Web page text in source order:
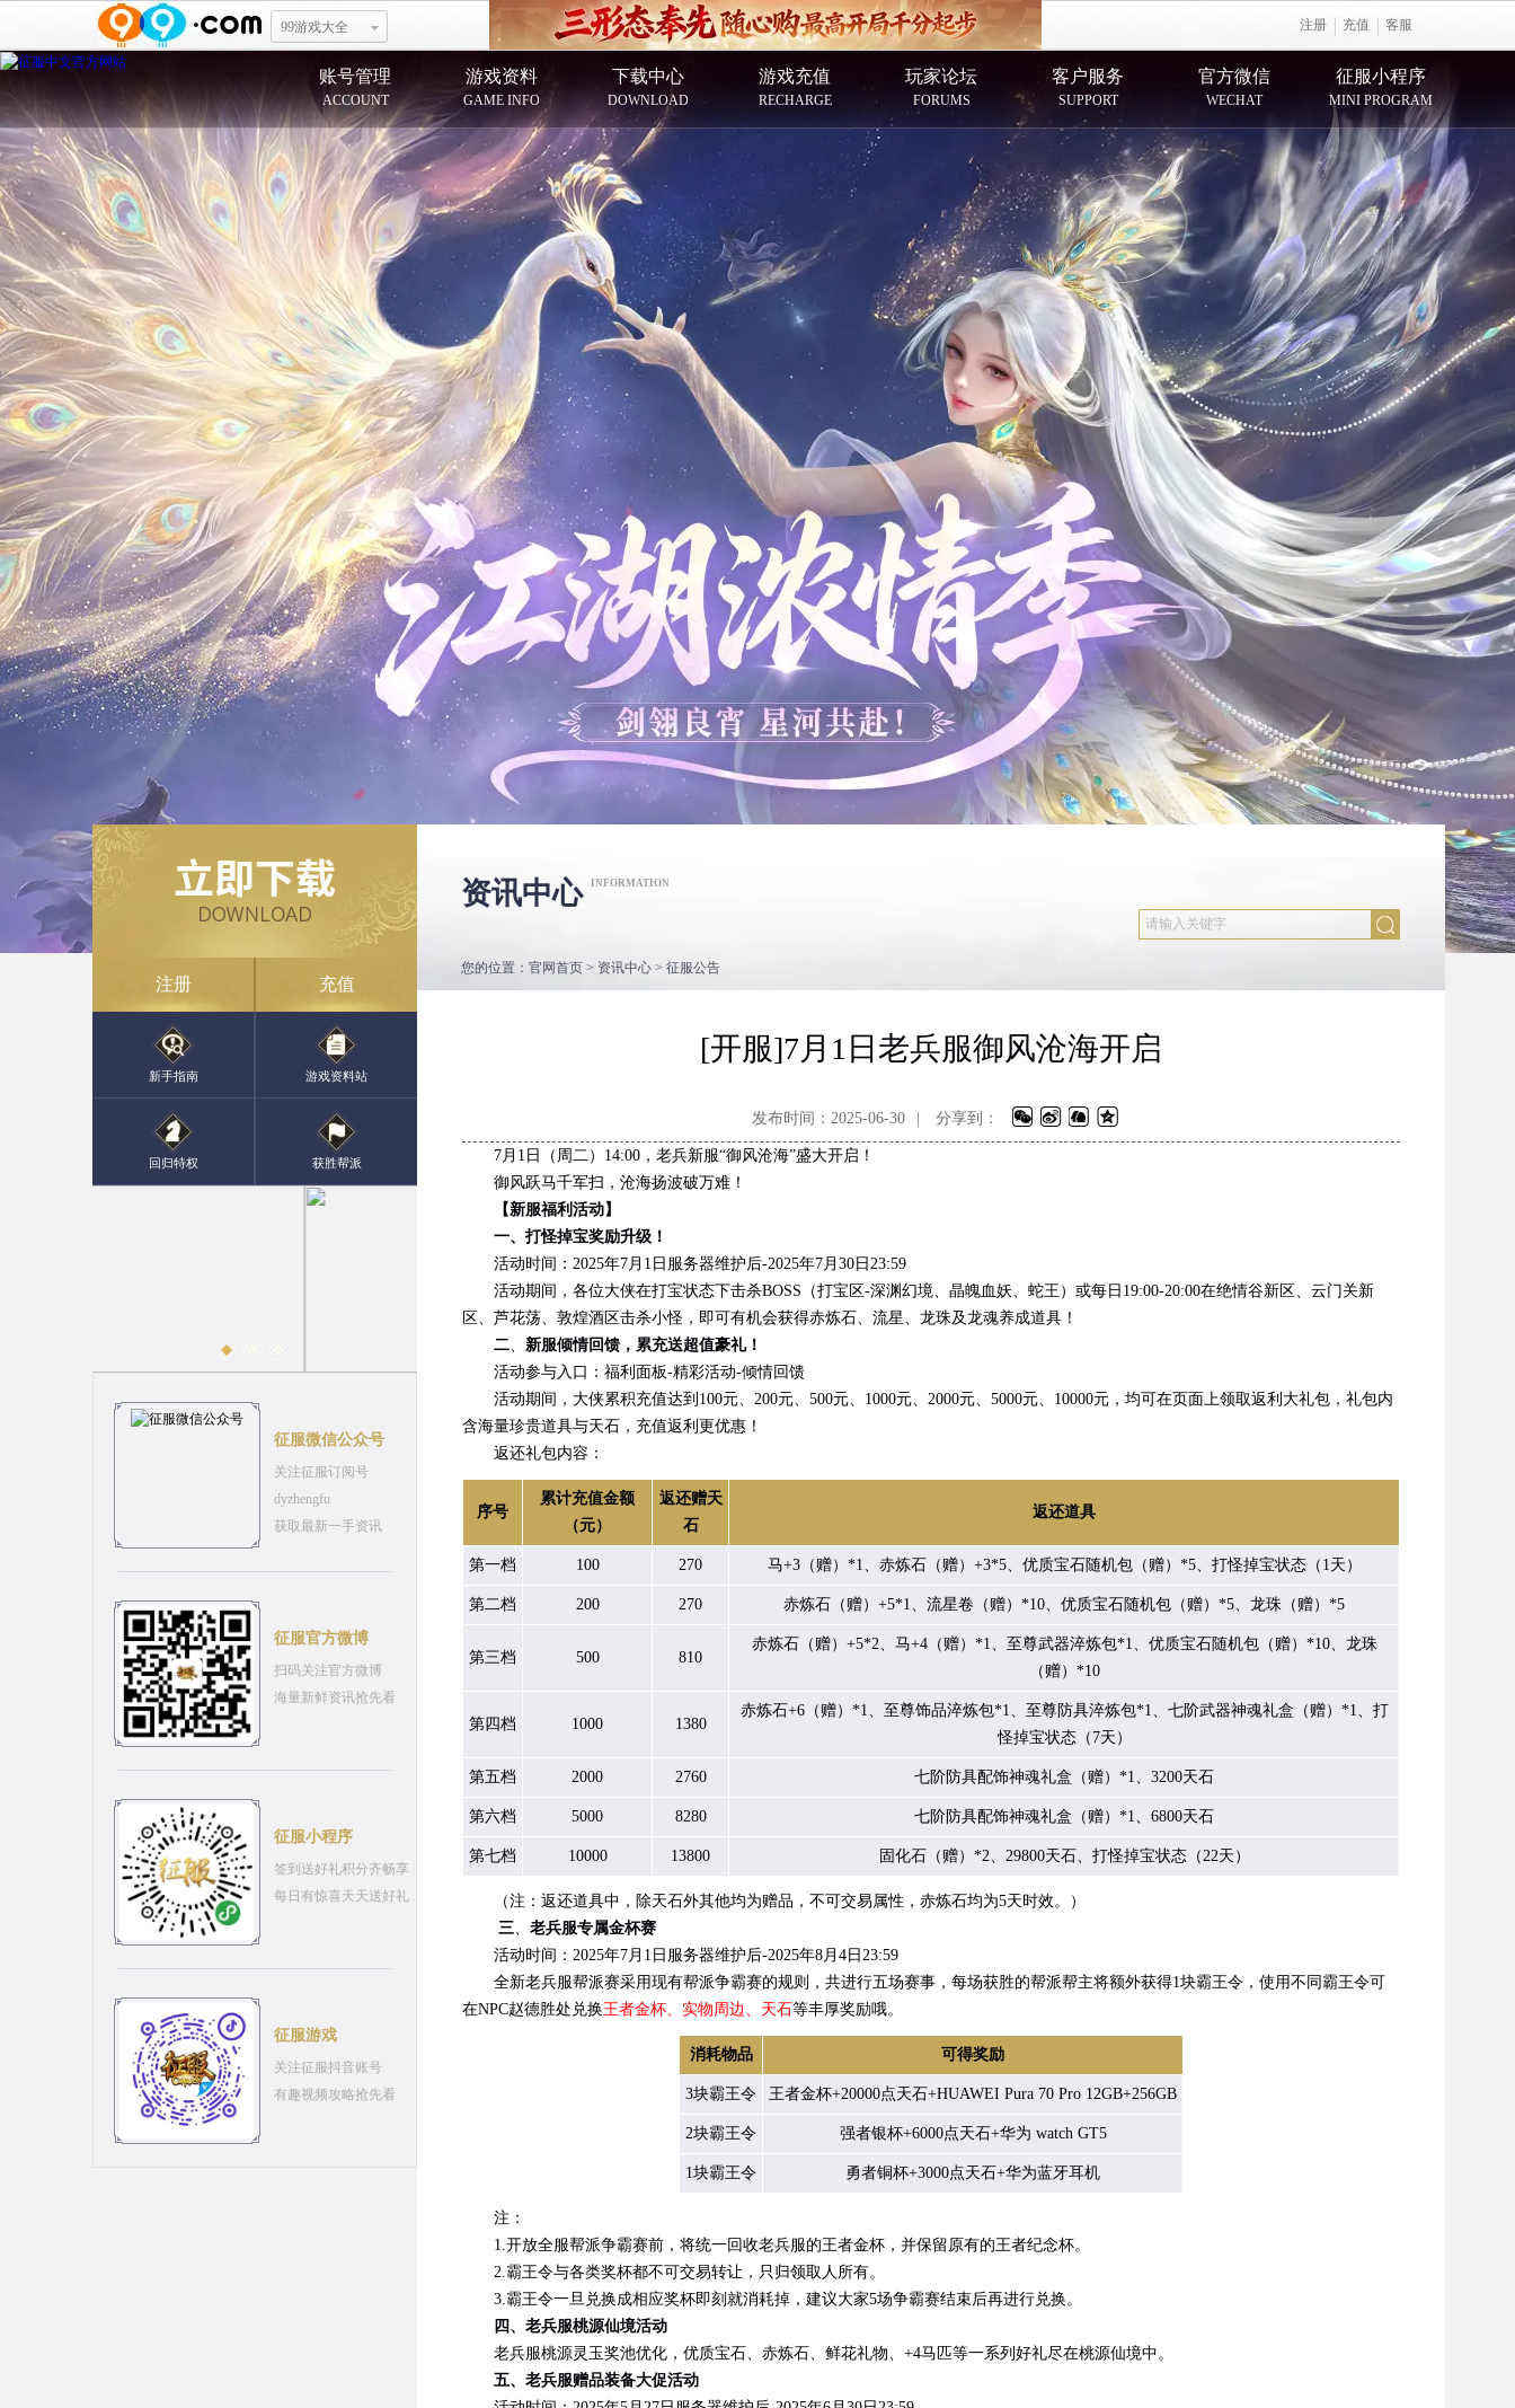
99游戏大全 注册 充值 客服
账号管理
ACCOUNT
游戏资料
GAME INFO
下载中心
DOWNLOAD
游戏充值
RECHARGE
玩家论坛
FORUMS
客户服务
SUPPORT
官方微信
WECHAT
征服小程序
MINI PROGRAM
注册 充值
新手指南 游戏资料站
回归特权 获胜帮派
征服微信公众号
关注征服订阅号
dyzhengfu
获取最新一手资讯
征服官方微博
扫码关注官方微博
海量新鲜资讯抢先看
征服小程序
签到送好礼积分齐畅享
每日有惊喜天天送好礼
征服游戏
关注征服抖音账号
有趣视频攻略抢先看
资讯中心 INFORMATION
您的位置： 官网首页 > 资讯中心 > 征服公告
[开服]7月1日老兵服御风沧海开启
发布时间：2025-06-30 分享到：
7月1日（周二）14:00，老兵新服“御风沧海”盛大开启！
御风跃马千军扫，沧海扬波破万难！
【新服福利活动】
一、打怪掉宝奖励升级！
活动时间：2025年7月1日服务器维护后-2025年7月30日23:59
活动期间，各位大侠在打宝状态下击杀BOSS（打宝区-深渊幻境、晶魄血妖、蛇王）或每日19:00-20:00在绝情谷新区、云门关新
区、芦花荡、敦煌酒区击杀小怪，即可有机会获得赤炼石、流星、龙珠及龙魂养成道具！
二、 新服倾情回馈，累充送超值豪礼！
活动参与入口：福利面板-精彩活动-倾情回馈
活动期间，大侠累积充值达到100元、200元、500元、1000元、2000元、5000元、10000元，均可在页面上领取返利大礼包，礼包内
含海量珍贵道具与天石，充值返利更优惠！
返还礼包内容：
序号
累计充值金额
（元）
返还赠天
石
返还道具
第一档 100 270 马+3（赠）*1、赤炼石（赠）+3*5、优质宝石随机包（赠）*5、打怪掉宝状态（1天）
第二档 200 270 赤炼石（赠）+5*1、流星卷（赠）*10、优质宝石随机包（赠）*5、龙珠（赠）*5
第三档 500 810
赤炼石（赠）+5*2、马+4（赠）*1、至尊武器淬炼包*1、优质宝石随机包（赠）*10、龙珠
（赠）*10
第四档 1000 1380
赤炼石+6（赠）*1、至尊饰品淬炼包*1、至尊防具淬炼包*1、七阶武器神魂礼盒（赠）*1、打
怪掉宝状态（7天）
第五档 2000 2760 七阶防具配饰神魂礼盒（赠）*1、3200天石
第六档 5000 8280 七阶防具配饰神魂礼盒（赠）*1、6800天石
第七档 10000 13800 固化石（赠）*2、29800天石、打怪掉宝状态（22天）
（注：返还道具中，除天石外其他均为赠品，不可交易属性，赤炼石均为5天时效。）
三、 老兵服专属金杯赛
活动时间：2025年7月1日服务器维护后-2025年8月4日23:59
全新老兵服帮派赛采用现有帮派争霸赛的规则，共进行五场赛事，每场获胜的帮派帮主将额外获得1块霸王令，使用不同霸王令可
在NPC赵德胜处兑换王者金杯、实物周边、天石等丰厚奖励哦。
消耗物品 可得奖励
3块霸王令 王者金杯+20000点天石+HUAWEI Pura 70 Pro 12GB+256GB
2块霸王令 强者银杯+6000点天石+华为 watch GT5
1块霸王令 勇者铜杯+3000点天石+华为蓝牙耳机
注：
1.开放全服帮派争霸赛前，将统一回收老兵服的王者金杯，并保留原有的王者纪念杯。
2.霸王令与各类奖杯都不可交易转让，只归领取人所有。
3.霸王令一旦兑换成相应奖杯即刻就消耗掉，建议大家5场争霸赛结束后再进行兑换。
四、老兵服桃源仙境活动
老兵服桃源灵玉奖池优化，优质宝石、赤炼石、鲜花礼物、+4马匹等一系列好礼尽在桃源仙境中。
五、老兵服赠品装备大促活动